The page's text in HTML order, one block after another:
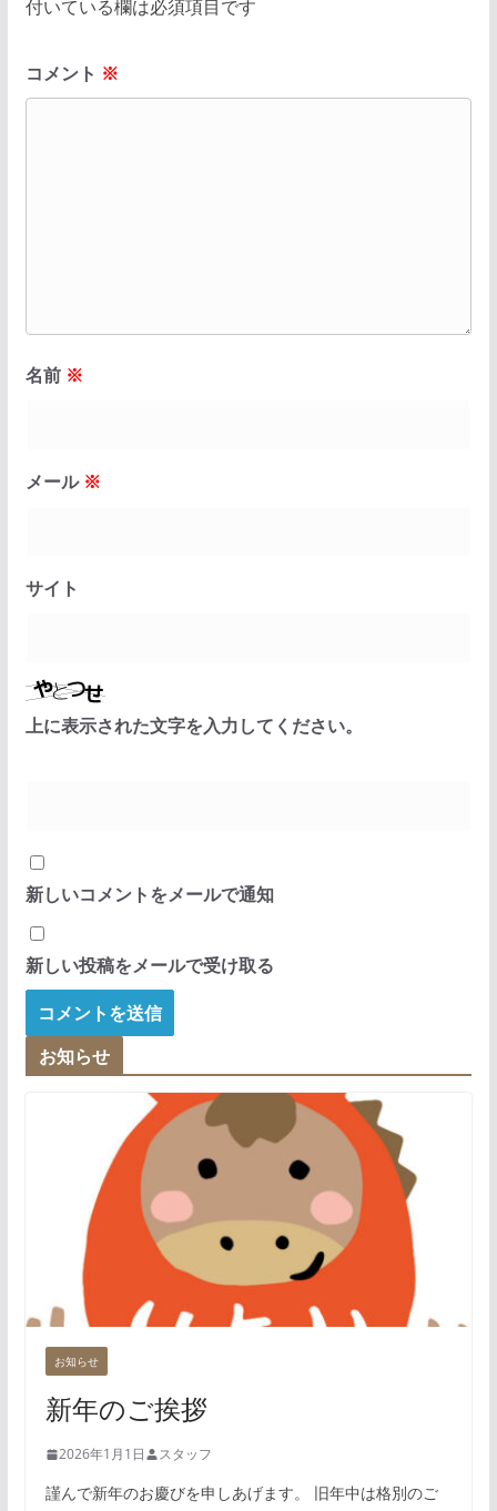
付いている欄は必須項目です
コメント ※
名前 ※
メール ※
サイト
上に表示された文字を入力してください。
新しいコメントをメールで通知
新しい投稿をメールで受け取る
お知らせ
お知らせ
新年のご挨拶
2026年1月1日 スタッフ
謹んで新年のお慶びを申しあげます。 旧年中は格別のご